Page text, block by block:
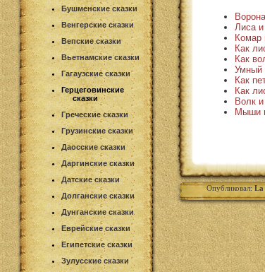
Бушменские сказки
Венгерские сказки
Вепские сказки
Вьетнамские сказки
Гагаузские сказки
Герцеговинские
сказки
Греческие сказки
Грузинские сказки
Даосские сказки
Даргинские сказки
Датские сказки
Долганские сказки
Дунганские сказки
Еврейские сказки
Египетские сказки
Зулусские сказки
Лиса
Комар
Как
Как
Умный
Как
Как
Волк
Мыши
Опубликовал:La